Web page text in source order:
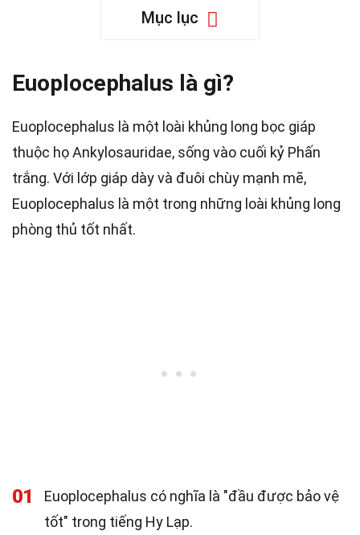
Mục lục
Euoplocephalus là gì?
Euoplocephalus là một loài khủng long bọc giáp
thuộc họ Ankylosauridae, sống vào cuối kỷ Phấn
trắng. Với lớp giáp dày và đuôi chùy mạnh mẽ,
Euoplocephalus là một trong những loài khủng long
phòng thủ tốt nhất.
01
Euoplocephalus có nghĩa là "đầu được bảo vệ
tốt" trong tiếng Hy Lạp.